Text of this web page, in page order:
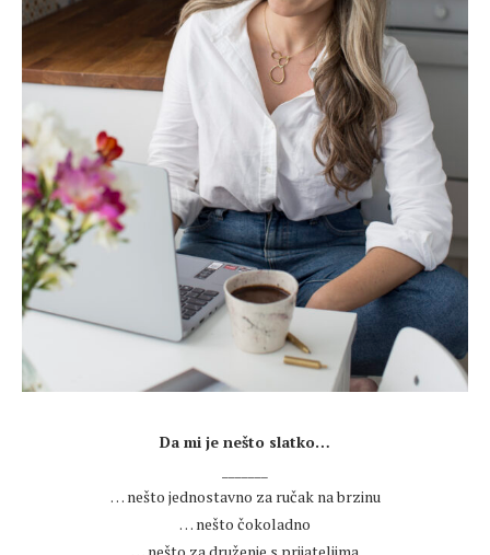
Da mi je nešto slatko…
… nešto jednostavno za ručak na brzinu
… nešto čokoladno